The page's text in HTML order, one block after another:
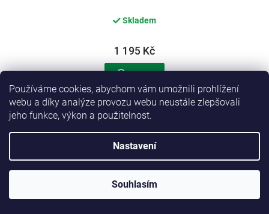
Používáme cookies, abychom vám umožnili prohlížení
webu a díky analýze provozu webu neustále zlepšovali
jeho funkce, výkon a použitelnost.
Nastavení
Souhlasím
Skladem
1 195 Kč
Calibra Cat EXPERT+ Adult Calm & Urinary support